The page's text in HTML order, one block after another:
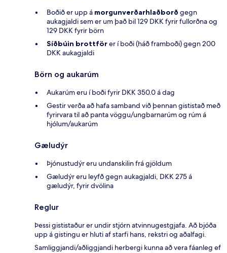
Boðið er upp á morgunverðarhlaðborð gegn
aukagjaldi sem er um það bil 129 DKK fyrir fullorðna og
129 DKK fyrir börn
Síðbúin brottförer í boði (háð framboði) gegn 200
DKK aukagjaldi
Börn og aukarúm
Aukarúm eru í boði fyrir DKK 350.0 á dag
Gestir verða að hafa samband við þennan gististað með
fyrirvara til að panta vöggu/ungbarnarúm og rúm á
hjólum/aukarúm
Gæludýr
Þjónustudýr eru undanskilin frá gjöldum
Gæludýr eru leyfð gegn aukagjaldi, DKK 275 á
gæludýr, fyrir dvölina
Reglur
Þessi gististaður er undir stjórn atvinnugestgjafa. Að bjóða
upp á gistingu er hluti af starfi hans, rekstri og aðalfagi.
Samliggjandi/aðliggjandi herbergi kunna að vera fáanleg ef